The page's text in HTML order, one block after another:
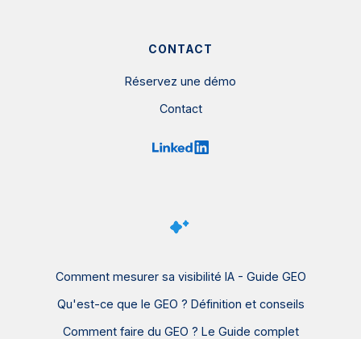
CONTACT
Réservez une démo
Contact
Comment mesurer sa visibilité IA - Guide GEO
Qu'est-ce que le GEO ? Définition et conseils
Comment faire du GEO ? Le Guide complet